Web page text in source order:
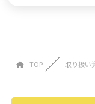
TOP 取り扱い